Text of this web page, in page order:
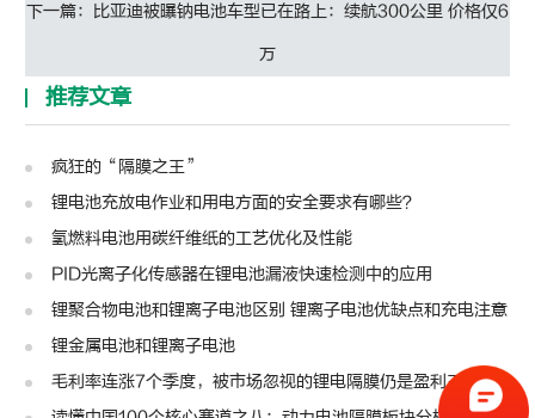
下一篇：比亚迪被曝钠电池车型已在路上：续航300公里 价格仅6
万
推荐文章
疯狂的“隔膜之王”
锂电池充放电作业和用电方面的安全要求有哪些？
氢燃料电池用碳纤维纸的工艺优化及性能
PID光离子化传感器在锂电池漏液快速检测中的应用
锂聚合物电池和锂离子电池区别 锂离子电池优缺点和充电注意
锂金属电池和锂离子电池
毛利率连涨7个季度，被市场忽视的锂电隔膜仍是盈利王者？| 见智研究